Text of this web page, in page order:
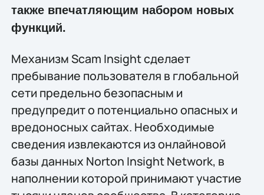
также впечатляющим набором новых
функций.
Механизм Scam Insight сделает
пребывание пользователя в глобальной
сети предельно безопасным и
предупредит о потенциально опасных и
вредоносных сайтах. Необходимые
сведения извлекаются из онлайновой
базы данных Norton Insight Network, в
наполнении которой принимают участие